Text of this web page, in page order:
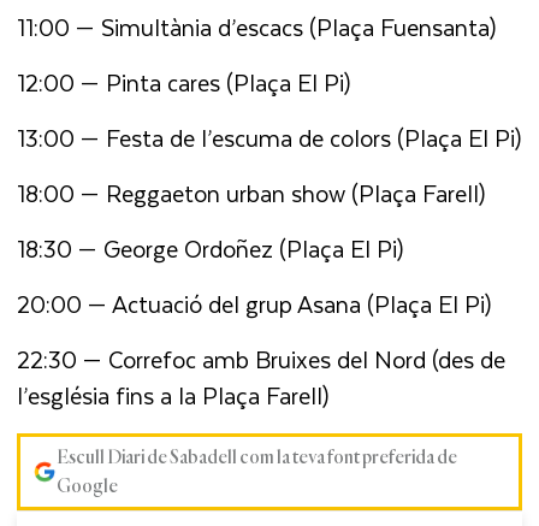
11:00 — Simultània d’escacs (Plaça Fuensanta)
12:00 — Pinta cares (Plaça El Pi)
13:00 — Festa de l’escuma de colors (Plaça El Pi)
18:00 — Reggaeton urban show (Plaça Farell)
18:30 — George Ordoñez (Plaça El Pi)
20:00 — Actuació del grup Asana (Plaça El Pi)
22:30 — Correfoc amb Bruixes del Nord (des de
l’església fins a la Plaça Farell)
Escull Diari de Sabadell com la teva font preferida de
Google